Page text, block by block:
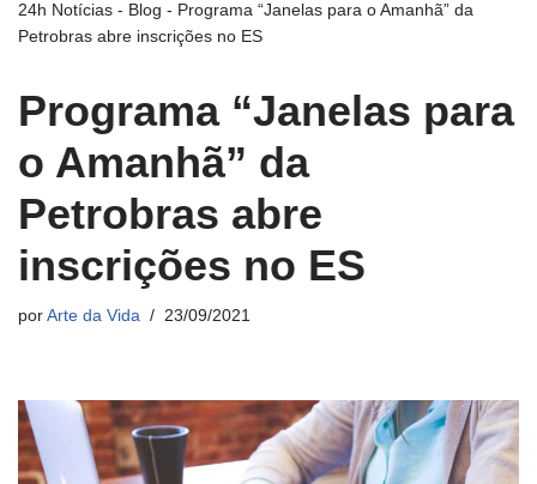
24h Notícias - Blog - Programa “Janelas para o Amanhã” da
Petrobras abre inscrições no ES
Programa “Janelas para
o Amanhã” da
Petrobras abre
inscrições no ES
por Arte da Vida 23/09/2021